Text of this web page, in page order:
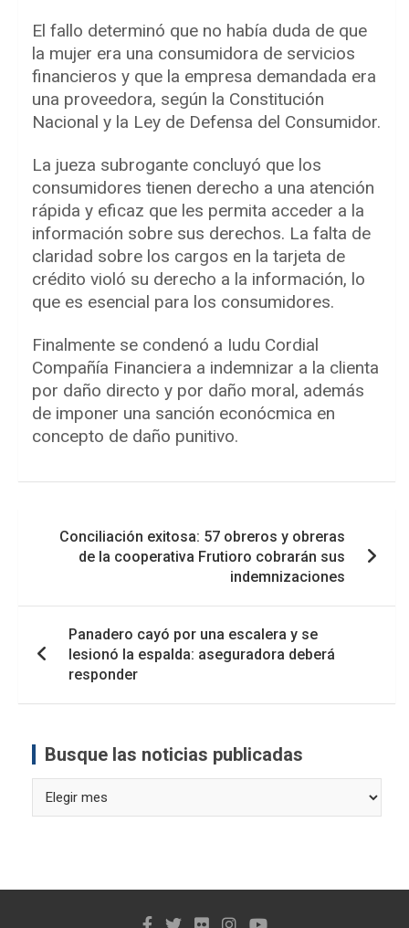
El fallo determinó que no había duda de que
la mujer era una consumidora de servicios
financieros y que la empresa demandada era
una proveedora, según la Constitución
Nacional y la Ley de Defensa del Consumidor.
La jueza subrogante concluyó que los
consumidores tienen derecho a una atención
rápida y eficaz que les permita acceder a la
información sobre sus derechos. La falta de
claridad sobre los cargos en la tarjeta de
crédito violó su derecho a la información, lo
que es esencial para los consumidores.
Finalmente se condenó a Iudu Cordial
Compañía Financiera a indemnizar a la clienta
por daño directo y por daño moral, además
de imponer una sanción econócmica en
concepto de daño punitivo.
entradas
Conciliación exitosa: 57 obreros y obreras
de la cooperativa Frutioro cobrarán sus
indemnizaciones
Panadero cayó por una escalera y se
lesionó la espalda: aseguradora deberá
responder
Busque las noticias publicadas
las